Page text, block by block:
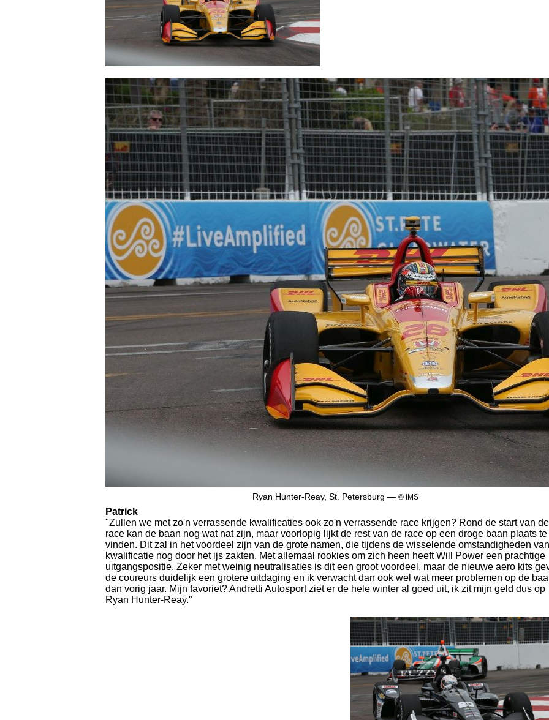
Ryan Hunter-Reay, St. Petersburg — © IMS
Patrick
"Zullen we met zo'n verrassende kwalificaties ook zo'n verrassende race krijgen? Rond de start van de
race kan de baan nog wat nat zijn, maar voorlopig lijkt de rest van de race op een droge baan plaats te
vinden. Dit zal in het voordeel zijn van de grote namen, die tijdens de wisselende omstandigheden
kwalificatie nog door het ijs zakten. Met allemaal rookies om zich heen heeft Will Power een prachtige
uitgangspositie. Zeker met weinig neutralisaties is dit een groot voordeel, maar de nieuwe aero kits
de coureurs duidelijk een grotere uitdaging en ik verwacht dan ook wel wat meer problemen op de
dan vorig jaar. Mijn favoriet? Andretti Autosport ziet er de hele winter al goed uit, ik zit mijn geld dus op
Ryan Hunter-Reay."